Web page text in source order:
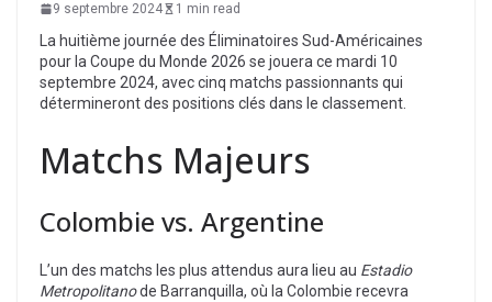
9 septembre 2024 1 min read
La huitième journée des Éliminatoires Sud-Américaines
pour la Coupe du Monde 2026 se jouera ce mardi 10
septembre 2024, avec cinq matchs passionnants qui
détermineront des positions clés dans le classement.
Matchs Majeurs
Colombie vs. Argentine
L’un des matchs les plus attendus aura lieu au Estadio
Metropolitanode Barranquilla, où la Colombie recevra